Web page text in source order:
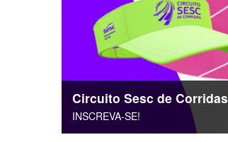
Circuito Sesc de Corridas
INSCREVA-SE!